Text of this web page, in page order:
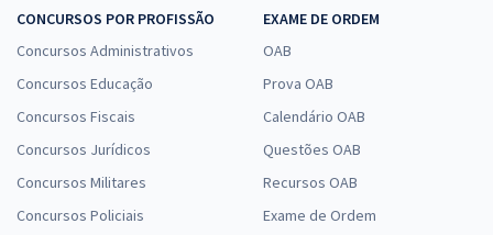
CONCURSOS POR PROFISSÃO
Concursos Administrativos
Concursos Educação
Concursos Fiscais
Concursos Jurídicos
Concursos Militares
Concursos Policiais
EXAME DE ORDEM
OAB
Prova OAB
Calendário OAB
Questões OAB
Recursos OAB
Exame de Ordem